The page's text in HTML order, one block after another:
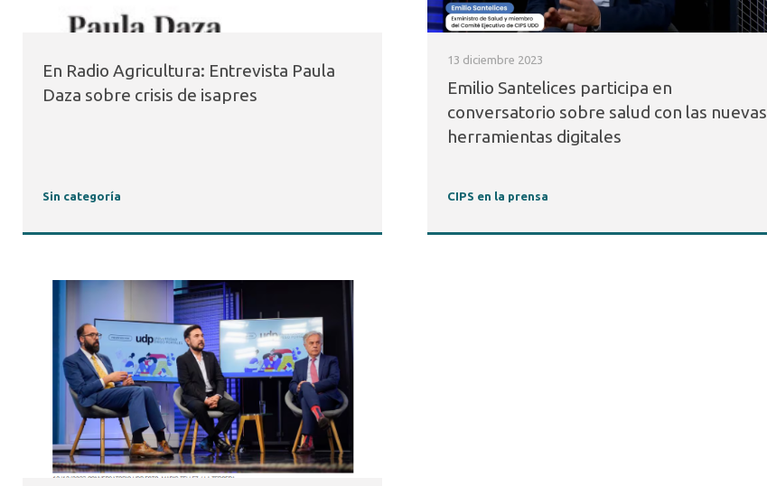
En Radio Agricultura: Entrevista Paula
Daza sobre crisis de isapres
Sin categoría
13 diciembre 2023
Emilio Santelices participa en
conversatorio sobre salud con las nuevas
herramientas digitales
CIPS en la prensa